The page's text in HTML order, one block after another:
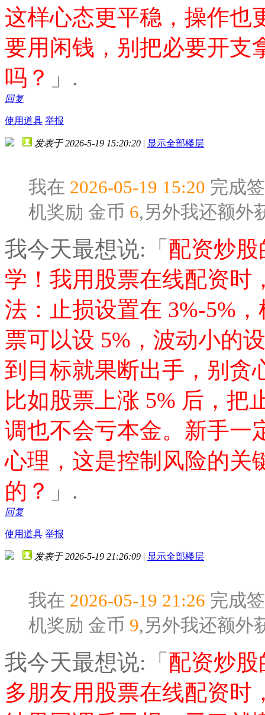
这样心态更平稳，操作也
要用闲钱，别把必要开支
吗？ 」.
回复
使用道具 举报
发表于 2026-5-19 15:20:20 | 显示全部楼层
我在 2026-05-19 15:20 完成
机奖励 金币 6,另外我还额外
我今天最想说:「 配资炒
学！我用股票在线配资时
法：止损设置在 3%-5%
票可以设 5%，波动小的
到目标就果断出手，别贪
比如股票上涨 5% 后，把
调也不会亏本金。新手一
心理，这是控制风险的关
的？ 」.
回复
使用道具 举报
发表于 2026-5-19 21:26:09 | 显示全部楼层
我在 2026-05-19 21:26 完成
机奖励 金币 9,另外我还额外
我今天最想说:「 配资炒
多朋友用股票在线配资时